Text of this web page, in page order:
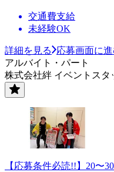
交通費支給
未経験OK
詳細を見る
応募画面に
アルバイト・パート
株式会社絆 イベントス
【応募条件必読!!】20〜